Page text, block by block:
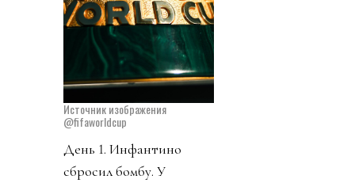
Источник изображения
@fifaworldcup
День 1. Инфантино
сбросил бомбу. У